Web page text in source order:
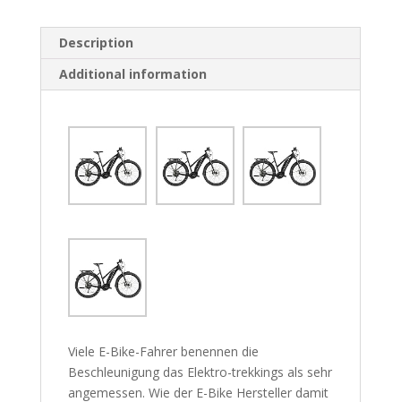
Description
Additional information
Viele E-Bike-Fahrer benennen die
Beschleunigung das Elektro-trekkings als sehr
angemessen. Wie der E-Bike Hersteller damit